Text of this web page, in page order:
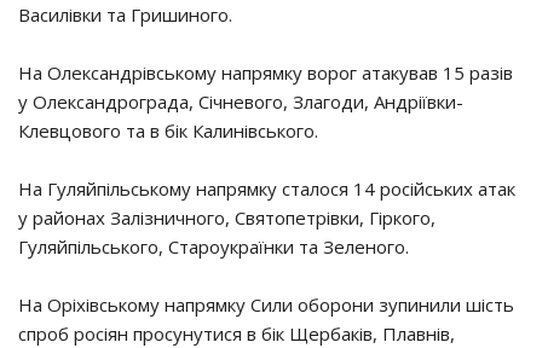
Василівки та Гришиного.
На Олександрівському напрямку ворог атакував 15 разів
у Олександрограда, Січневого, Злагоди, Андріївки-
Клевцового та в бік Калинівського.
На Гуляйпільському напрямку сталося 14 російських атак
у районах Залізничного, Святопетрівки, Гіркого,
Гуляйпільського, Староукраїнки та Зеленого.
На Оріхівському напрямку Сили оборони зупинили шість
спроб росіян просунутися в бік Щербаків, Плавнів,